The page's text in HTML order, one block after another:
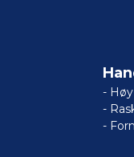
-
-
-